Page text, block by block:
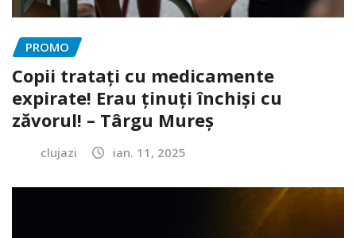
PROMO
Copii tratați cu medicamente
expirate! Erau ținuți închiși cu
zăvorul! – Târgu Mureș
clujazi ian. 11, 2025